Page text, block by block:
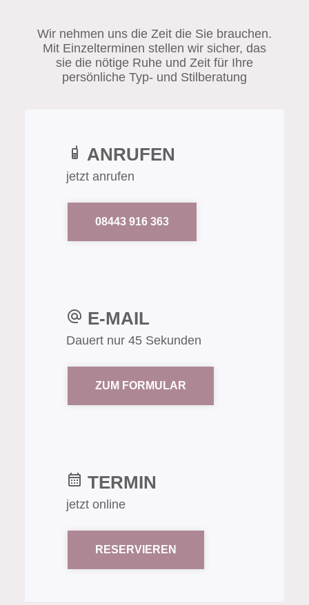
Wir nehmen uns die Zeit die Sie brauchen.
Mit Einzelterminen stellen wir sicher, das
sie die nötige Ruhe und Zeit für Ihre
persönliche Typ- und Stilberatung
ANRUFEN
jetzt anrufen
08443 916 363
E-MAIL
Dauert nur 45 Sekunden
ZUM FORMULAR
TERMIN
jetzt online
RESERVIEREN